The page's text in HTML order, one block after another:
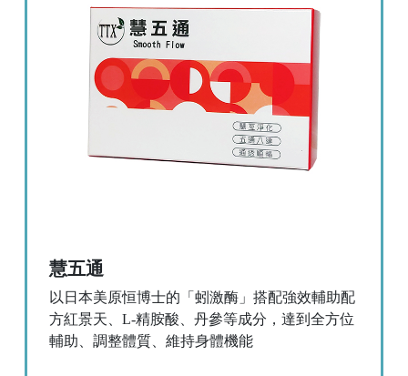
慧五通
以日本美原恒博士的「蚓激酶」搭配強效輔助配
方紅景天、L-精胺酸、丹參等成分，達到全方位
輔助、調整體質、維持身體機能